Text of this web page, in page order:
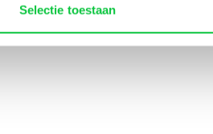
Selectie toestaan